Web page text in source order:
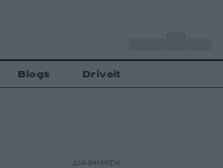
Blogs Driveit
ΔΙΑΦΗΜΙΣΗ